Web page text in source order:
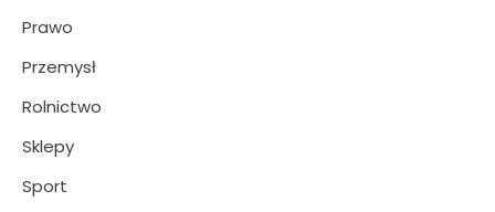
Prawo
Przemysł
Rolnictwo
Sklepy
Sport